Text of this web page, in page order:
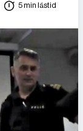
5 min lästid